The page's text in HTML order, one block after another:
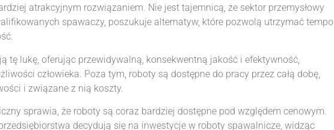
atrakcyjnym rozwiązaniem. Nie jest tajemnicą, że sektor przemysłowy
spawaczy, poszukuje alternatyw, które pozwolą utrzymać tempo
tę lukę, oferując przewidywalną, konsekwentną jakość i efektywność,
człowieka. Poza tym, roboty są dostępne do pracy przez całą dobę,
i związane z nią koszty.
sprawia, że roboty są coraz bardziej dostępne pod względem cenowym.
decydują się na inwestycje w roboty spawalnicze, widząc